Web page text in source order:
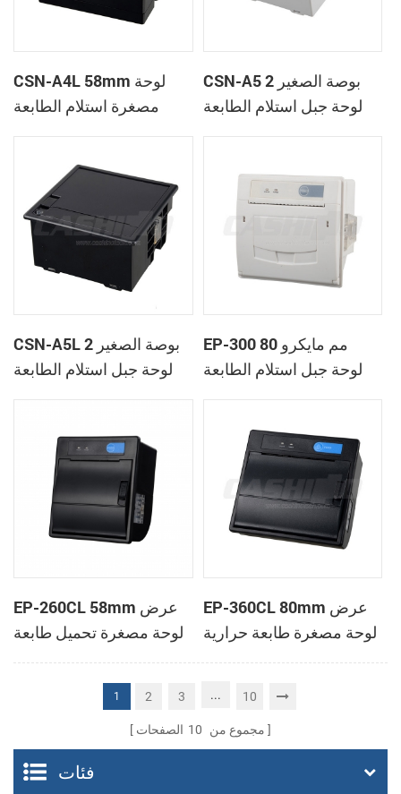
CSN-A4L 58mm لوحة
مصغرة استلام الطابعة
CSN-A5 2 بوصة الصغير
لوحة جبل استلام الطابعة
CSN-A5L 2 بوصة الصغير
لوحة جبل استلام الطابعة
EP-300 80 مم مايكرو
لوحة جبل استلام الطابعة
EP-260CL 58mm عرض
لوحة مصغرة تحميل طابعة
حرارية مع لصناعة
السيارات في القاطع
EP-360CL 80mm عرض
لوحة مصغرة طابعة حرارية
مع لصناعة السيارات في
1 2 3 ... 10
مجموع من 10 الصفحات
فئات